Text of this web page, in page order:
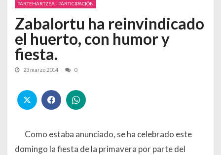
PARTEHARTZEA - PARTICIPACIÓN
Zabalortu ha reinvindicado
el huerto, con humor y
fiesta.
23 marzo 2014 0
Como estaba anunciado, se ha celebrado este
domingo la fiesta de la primavera por parte del